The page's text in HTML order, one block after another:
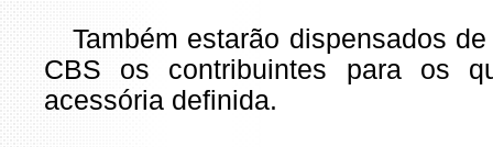
Também estarão dispensados
CBS os contribuintes para os
acessória definida.